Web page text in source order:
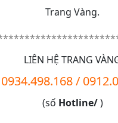
Trang Vàng.
LIÊN HỆ TRANG
0934.498.168/
(số Hotline/)